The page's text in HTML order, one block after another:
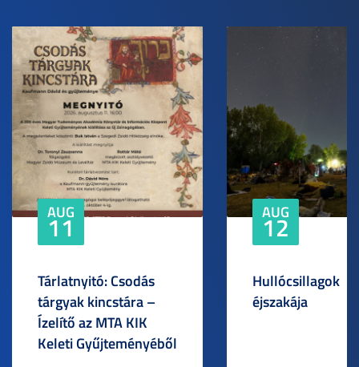
AUG
11
Tárlatnyitó: Csodás
tárgyak kincstára –
Ízelítő az MTA KIK
Keleti Gyűjteményéből
AUG
12
Hullócsillagok
éjszakája